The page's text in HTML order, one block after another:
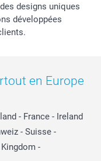
designs uniques
développées
en Europe
- France - Ireland
- Suisse -
-